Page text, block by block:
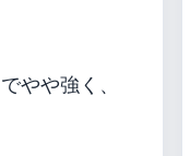
やや強く、